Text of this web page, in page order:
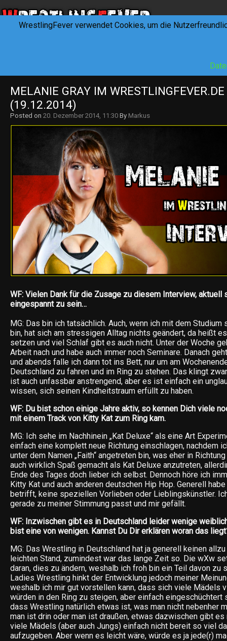
MELANIE GRAY IM
(19.12.2014)
Posted on 20. Dezember 2014, 11:30 By Markus
WF: Vielen Dank für die Zusage zu diesem Interview, aktuell
eingespannt zu sein…
MG: Das bin ich tatsächlich. Auch, wenn ich mit dem
bin, hat sich am stressigen Alltag nichts geändert, da heißt
setzen und viel Schlaf gibt es auch nicht. Unter der Woche
Arbeit nach und habe auch immer noch Seminare. Danach
und abends falle ich dann tot ins Bett, nur um am
Deutschland zu fahren und im Ring zu stehen. Das klingt
ist auch unfassbar anstrengend, aber es ist einfach ein
wissen, sich seinen Kindheitstraum erfüllt zu haben.
WF: Du bist schon einige Jahre aktiv, so kennen Dich viele
mit einem Track von Kitty Kat zum Ring kam.
MG: Ich sehe im Nachhinein „Kat Deluxe“ als eine Art
einfach eine komplett neue Richtung einschlagen, nachdem
unter dem Namen „Faith“ angetreten bin, was eher in Richtung
auch wirklich Spaß gemacht als Kat Deluxe anzutreten,
Ende des Tages doch lieber ich selbst. Dennoch höre ich
Kitty Kat und auch anderen deutschen Hip Hop. Generell
betrifft, keine speziellen Vorlieben oder Lieblingskünstler.
gerade zu meiner Stimmung passt und mir gefällt.
WF: Inzwischen gibt es in Deutschland leider wenige
bist eine von wenigen. Kannst Du Dir erklären woran das
MG: Das Wrestling in Deutschland hat ja generell keinen
leichten Stand, zumindest war das lange Zeit so. Die wXw
daran, dies zu ändern, weshalb ich froh bin ein Teil davon zu
Ladies Wrestling hinkt der Entwicklung jedoch meiner
weshalb ich mir gut vorstellen kann, dass sich viele Mädels
würden in den Ring zu steigen, aber einfach eingeschüchtert
dass Wrestling natürlich etwas ist, was man nicht nebenher
man ist drin oder man ist draußen, etwas dazwischen gibt
viele Mädels (aber auch Jungs) einfach nicht bereit so viel
aufzugeben. Aber wenn es leicht wäre, würde es ja jede(r)
WrestlingFever verwendet Cookies, um die